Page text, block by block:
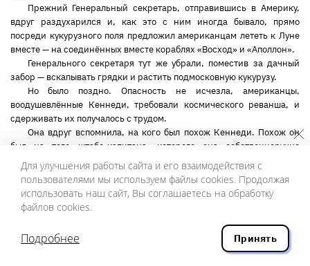
Прежний Генеральный секретарь, отправившись в Америку,
вдруг раздухарился и, как это с ним иногда бывало, прямо
посреди кукурузного поля предложил американцам лететь к Луне
вместе — на соединённых вместе кораблях «Восход» и «Аполлон».
Генерального секретаря тут же убрали, поместив за дачный
забор — вскапывать грядки и растить подмосковную кукурузу.
Но было поздно. Опасность не исчезла, американцы,
воодушевлённые Кеннеди, требовали космического реванша, и
сдерживать их получалось с трудом.
Она вдруг вспомнила, на кого был похож Кеннеди. Похож он
был на того штабс-капитана, которого она собственноручно
расстреляла в Ялте. Точно такой же гладкий и сытый. Но
воспоминание об этом всеми забытом белогвардейце быстро
покинуло её память — будто тело булькнуло в холодную воду
Чёрного моря.
что при попытке посадки на Луну, а даже при её
фотографировании в непривычных ракурсах. Всем станет
очевидно, что самый большой спутник — искусственный. И более
Для улучшения работы сайта и его взаимодействия с
пользователями мы используем файлы cookies. Продолжая
использовать наш сайт, Вы соглашаетесь на обработку
файлов cookies.
Подробнее Принять